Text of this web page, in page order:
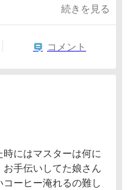
続きを見る
コメント
にはマスターは何に
お手伝いしてた娘さん
ーヒー淹れるの難し